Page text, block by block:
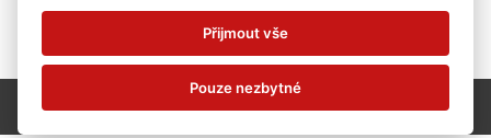
© RSS
Přijmout vše
Pouze nezbytné